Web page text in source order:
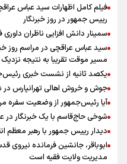
فیلم کامل اظهارات سید عباس
رییس جمهور در روز خبرنگار
سمینار دانش افزایی ناظران داوری
سید عباس عراقچی در مراسم روز
مسیر موقت تقریبا به نتیجه
یکصد ثانیه از نشست خبری
جوش و خروش اهالی تهرانپارس در شب ۱۶۱
آیا رئیس‌جمهور از وضعیت سفره
شوخی حاج‌قاسم با یک خبرنگار در
دیدار رییس جمهور با رهبر معظم
ابوباقر، جانشین فرمانده نیروی
مدیریت ولایت فقیه است